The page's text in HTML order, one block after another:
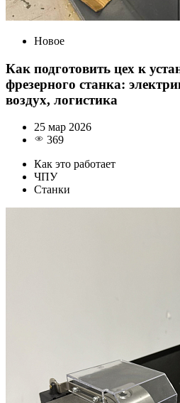
Новое
Как подготовить цех к
фрезерного станка:
воздух, логистика
25 мар 2026
369
Как это работает
ЧПУ
Станки